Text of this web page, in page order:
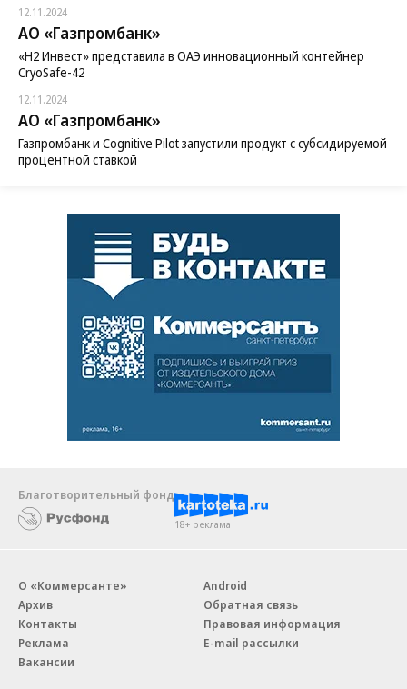
12.11.2024
АО «Газпромбанк»
«H2 Инвест» представила в ОАЭ инновационный контейнер
CryoSafe-42
12.11.2024
АО «Газпромбанк»
Газпромбанк и Cognitive Pilot запустили продукт с субсидируемой
процентной ставкой
Благотворительный фонд
18+ реклама
О «Коммерсанте»
Архив
Контакты
Реклама
Вакансии
Android
Обратная связь
Правовая информация
E-mail рассылки